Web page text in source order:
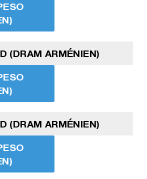
(DRAM ARMÉNIEN)
(DRAM ARMÉNIEN)